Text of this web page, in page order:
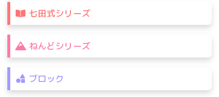
七田式シリーズ
ねんどシリーズ
ブロック